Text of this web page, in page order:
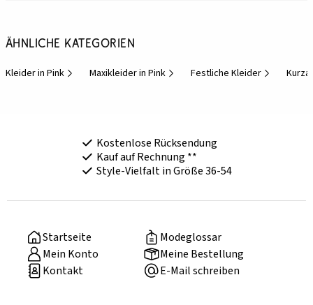
Ähnliche Kategorien
Kleider in Pink Maxikleider in Pink Festliche Kleider
Kostenlose Rücksendung
Kauf auf Rechnung **
Style-Vielfalt in Größe 36-54
Startseite
Modeglossar
Mein Konto
Meine Bestellung
Kontakt
E-Mail schreiben